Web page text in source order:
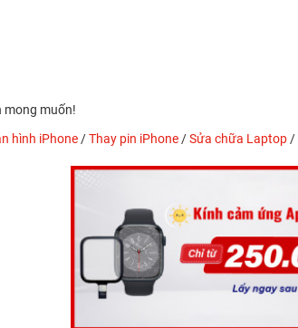
mong muốn!
hình iPhone /Thay pin iPhone /Sửa chữa Laptop /